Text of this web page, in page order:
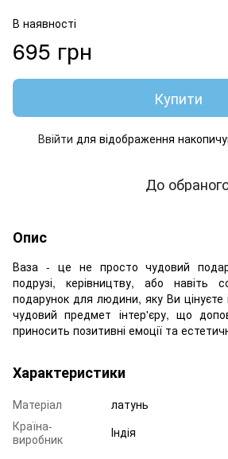
В наявності
695 грн
Купити
Ввійти для відображення
До
Опис
Ваза - це не просто чудовий
подрузі, керівництву, або навіть
подарунок для людини, яку Ви
чудовий предмет інтер'єру, що
приносить позитивні емоції та
Характеристики
Матеріал
латунь
Країна-
виробник
Індія